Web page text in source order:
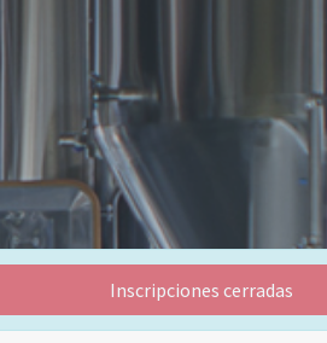
Inscripciones cerradas